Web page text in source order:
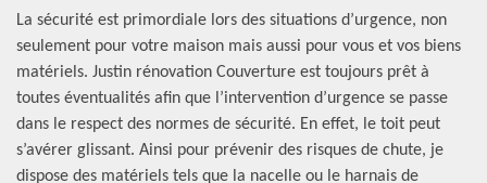
La sécurité est primordiale lors des situations d’urgence, non
seulement pour votre maison mais aussi pour vous et vos biens
matériels. Justin rénovation Couverture est toujours prêt à
toutes éventualités afin que l’intervention d’urgence se passe
dans le respect des normes de sécurité. En effet, le toit peut
s’avérer glissant. Ainsi pour prévenir des risques de chute, je
dispose des matériels tels que la nacelle ou le harnais de